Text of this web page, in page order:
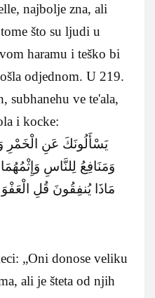
najbolje zna, ali
što su ljudi u
haramu i teško bi
odjednom. U 219.
subhanehu ve te'ala,
i kocke:
يَسْأَلُونَكَ عَنِ الْخَمْرِ
وَمَنَافِعُ لِلنَّاسِ
مَاذَا يُنفِقُونَ قُلِ
„Oni donose veliku
ali je šteta od njih